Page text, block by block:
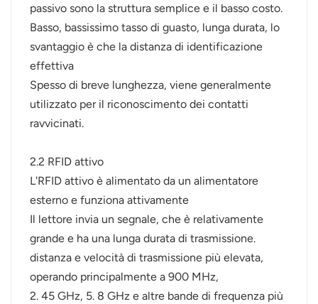
passivo sono la struttura semplice e il basso costo.
Basso, bassissimo tasso di guasto, lunga durata, lo
svantaggio è che la distanza di identificazione
effettiva
Spesso di breve lunghezza, viene generalmente
utilizzato per il riconoscimento dei contatti
ravvicinati.
2.2 RFID attivo
L'RFID attivo è alimentato da un alimentatore
esterno e funziona attivamente
Il lettore invia un segnale, che è relativamente
grande e ha una lunga durata di trasmissione.
distanza e velocità di trasmissione più elevata,
operando principalmente a 900 MHz,
2. 45 GHz, 5. 8 GHz e altre bande di frequenza più